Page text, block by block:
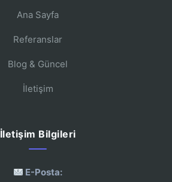
Ana Sayfa
Referanslar
Blog & Güncel
İletişim
İletişim Bilgileri
E-Posta: